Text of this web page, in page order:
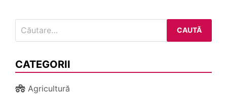
după:
CATEGORII
Agricultură